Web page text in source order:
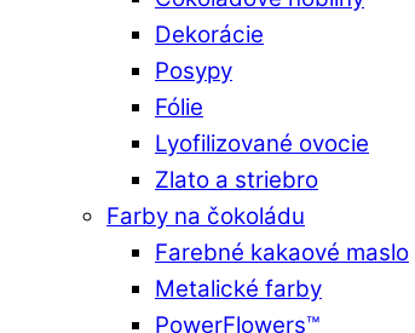
Dekorácie
Posypy
Fólie
Lyofilizované ovocie
Zlato a striebro
Farby na čokoládu
Farebné kakaové maslo
Metalické farby
PowerFlowers™